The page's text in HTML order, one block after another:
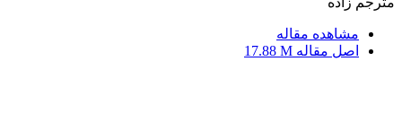
مشاهده مقاله
اصل مقاله 17.88 M